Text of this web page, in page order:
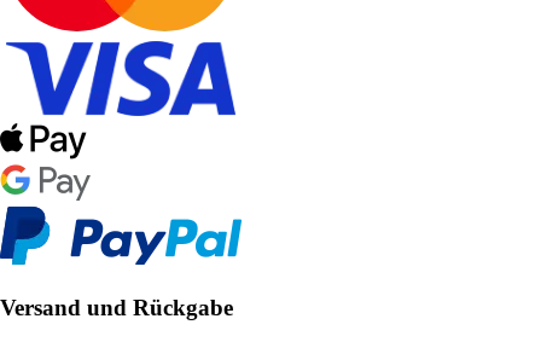
Versand und Rückgabe